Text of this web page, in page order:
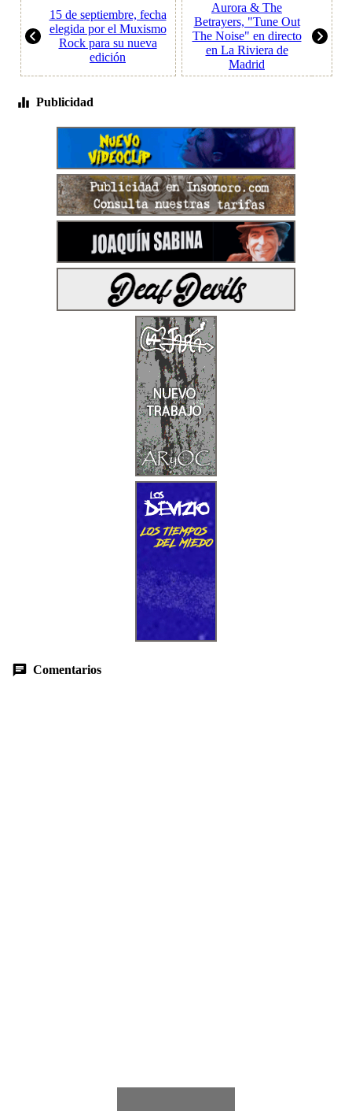
15 de septiembre, fecha
elegida por el Muxismo
Rock para su nueva
edición
Aurora & The
Betrayers, "Tune Out
The Noise" en directo
en La Riviera de
Madrid
Publicidad
Comentarios